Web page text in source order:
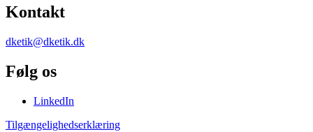
Kontakt
dketik@dketik.dk
Følg os
LinkedIn
Tilgængelighedserklæring